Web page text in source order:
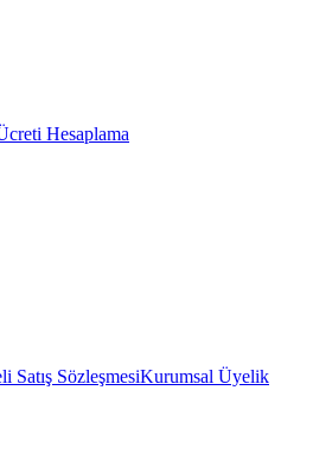
Hesaplama
Satış SözleşmesiKurumsal Üyelik